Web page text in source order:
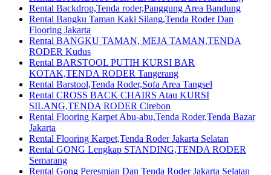
Rental Backdrop,Tenda roder,Panggung Area Bandung
Rental Bangku Taman Kaki Silang,Tenda Roder Dan
Flooring Jakarta
Rental BANGKU TAMAN, MEJA TAMAN,TENDA
RODER Kudus
Rental BARSTOOL PUTIH KURSI BAR
KOTAK,TENDA RODER Tangerang
Rental Barstool,Tenda Roder,Sofa Area Tangsel
Rental CROSS BACK CHAIRS Atau KURSI
SILANG,TENDA RODER Cirebon
Rental Flooring Karpet Abu-abu,Tenda Roder,Tenda Bazar
Jakarta
Rental Flooring Karpet,Tenda Roder Jakarta Selatan
Rental GONG Lengkap STANDING,TENDA RODER
Semarang
Rental Gong Peresmian Dan Tenda Roder Jakarta Selatan